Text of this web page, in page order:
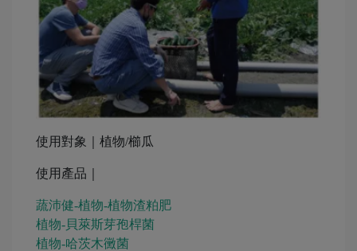
使用對象｜植物/櫛瓜
使用產品｜
蔬沛健-植物-植物渣粕肥
植物-貝萊斯芽孢桿菌
植物-哈茨木黴菌